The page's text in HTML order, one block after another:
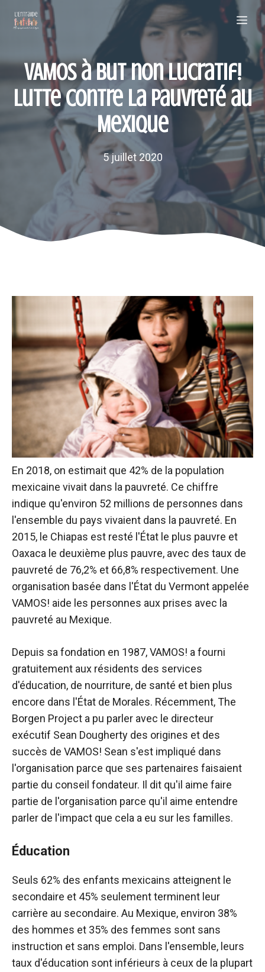
VAMOS à but non lucratif!
lutte contre la pauvreté au
Mexique
5 juillet 2020
En 2018, on estimait que 42% de la population
mexicaine vivait dans la pauvreté. Ce chiffre
indique qu'environ 52 millions de personnes dans
l'ensemble du pays vivaient dans la pauvreté. En
2015, le Chiapas est resté l'État le plus pauvre et
Oaxaca le deuxième plus pauvre, avec des taux de
pauvreté de 76,2% et 66,8% respectivement. Une
organisation basée dans l'État du Vermont appelée
VAMOS! aide les personnes aux prises avec la
pauvreté au Mexique.
Depuis sa fondation en 1987, VAMOS! a fourni
gratuitement aux résidents des services
d'éducation, de nourriture, de santé et bien plus
encore dans l'État de Morales. Récemment, The
Borgen Project a pu parler avec le directeur
exécutif Sean Dougherty des origines et des
succès de VAMOS! Sean s'est impliqué dans
l'organisation parce que ses partenaires faisaient
partie du conseil fondateur. Il dit qu'il aime faire
partie de l'organisation parce qu'il aime entendre
parler de l'impact que cela a eu sur les familles.
Éducation
Seuls 62% des enfants mexicains atteignent le
secondaire et 45% seulement terminent leur
carrière au secondaire. Au Mexique, environ 38%
des hommes et 35% des femmes sont sans
instruction et sans emploi. Dans l'ensemble, leurs
taux d'éducation sont inférieurs à ceux de la plupart